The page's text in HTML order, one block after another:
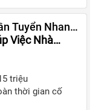
Tuyển Nhanh
Việc Cho
Việc Nhà
triệu
thời gian cố